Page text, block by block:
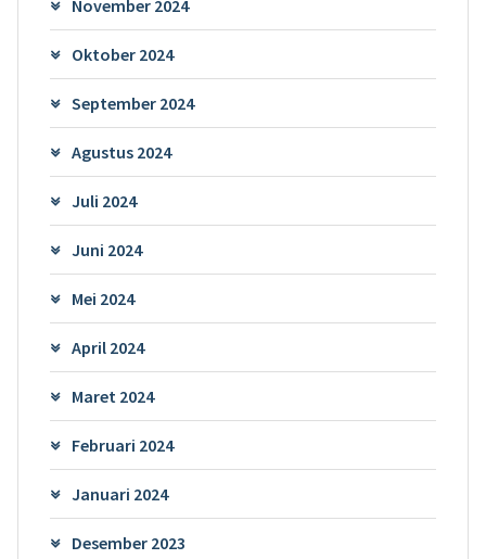
November 2024
Oktober 2024
September 2024
Agustus 2024
Juli 2024
Juni 2024
Mei 2024
April 2024
Maret 2024
Februari 2024
Januari 2024
Desember 2023